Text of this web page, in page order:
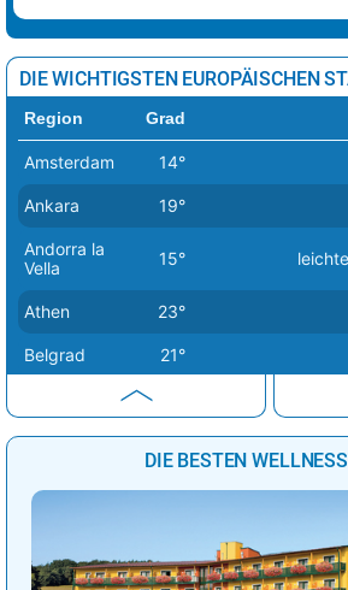
DIE WICHTIGSTEN EUROPÄISCHEN
Region Grad
Amsterdam 14°
Ankara 19°
Andorra la
Vella
15°
Athen 23°
Belgrad 21°
Bern 20°
Budapest 17°
DIE BESTEN